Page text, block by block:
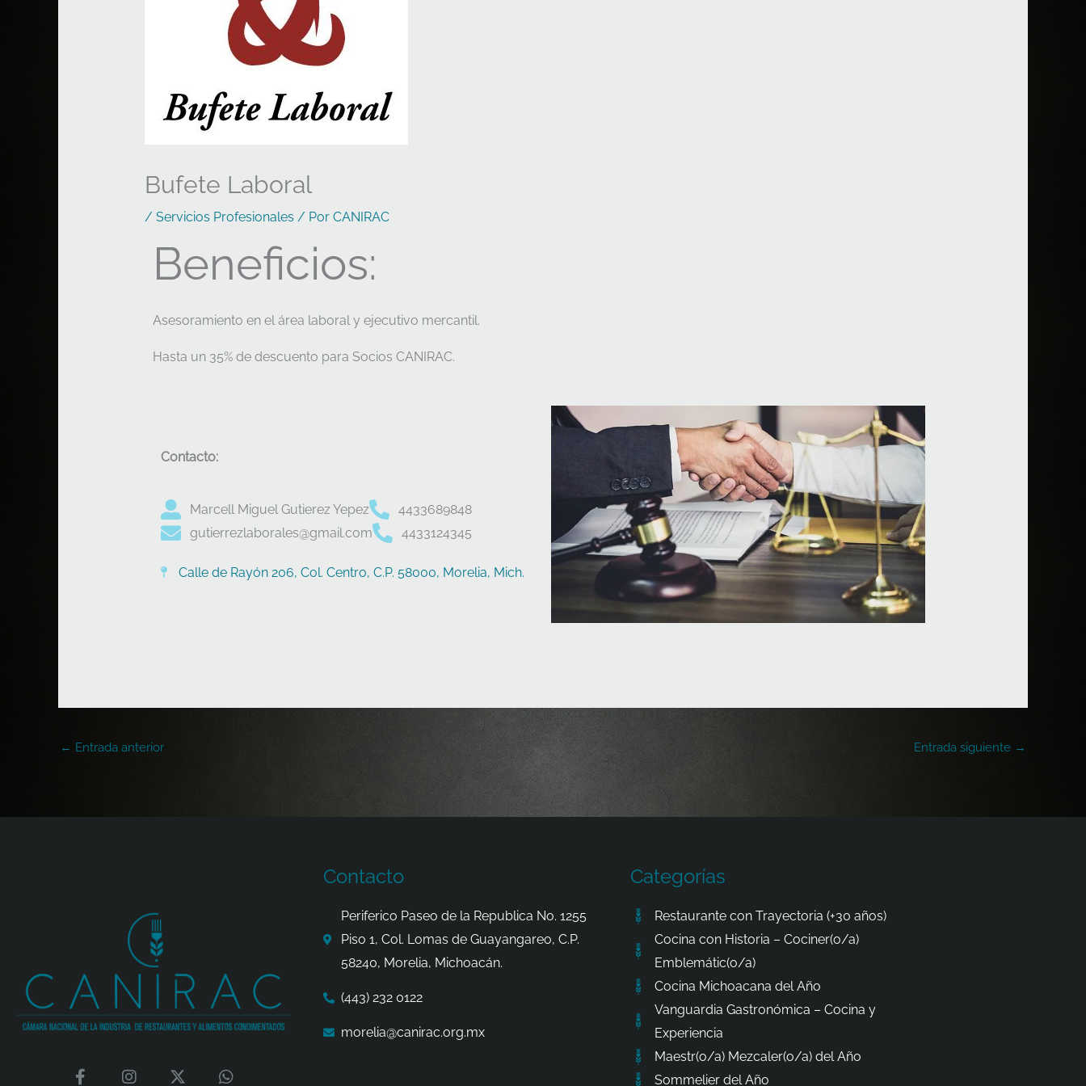
Bufete Laboral
/ Servicios Profesionales / Por CANIRAC
Beneficios:
Asesoramiento en el área laboral y ejecutivo mercantil.
Hasta un 35% de descuento para Socios CANIRAC.
Contacto:
Marcell Miguel Gutierez Yepez
4433689848
gutierrezlaborales@gmail.com
4433124345
Calle de Rayón 206, Col. Centro, C.P. 58000, Morelia, Mich.
← Entrada anterior Entrada siguiente →
F
I
X
W
Contacto
Periferico Paseo de la Republica No. 1255
Piso 1, Col. Lomas de Guayangareo, C.P.
58240, Morelia, Michoacán.
(443) 232 0122
morelia@canirac.org.mx
Categorías
Restaurante con Trayectoria (+30 años)
Cocina con Historia – Cociner(o/a)
Emblemátic(o/a)
Cocina Michoacana del Año
Vanguardia Gastronómica – Cocina y
Experiencia
Maestr(o/a) Mezcaler(o/a) del Año
Sommelier del Año